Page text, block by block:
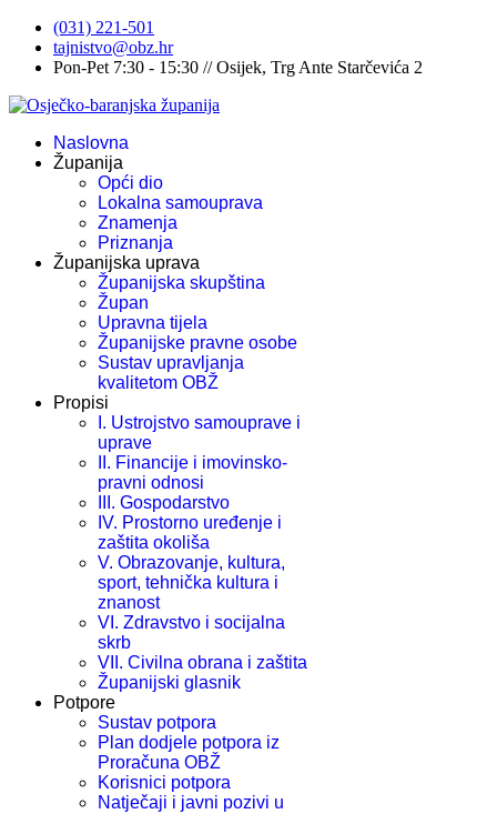
(031) 221-501
tajnistvo@obz.hr
Pon-Pet 7:30 - 15:30 // Osijek, Trg Ante Starčevića 2
Naslovna
Županija
Opći dio
Lokalna samouprava
Znamenja
Priznanja
Županijska uprava
Županijska skupština
Župan
Upravna tijela
Županijske pravne osobe
Sustav upravljanja
kvalitetom OBŽ
Propisi
I. Ustrojstvo samouprave i
uprave
II. Financije i imovinsko-
pravni odnosi
III. Gospodarstvo
IV. Prostorno uređenje i
zaštita okoliša
V. Obrazovanje, kultura,
sport, tehnička kultura i
znanost
VI. Zdravstvo i socijalna
skrb
VII. Civilna obrana i zaštita
Županijski glasnik
Potpore
Sustav potpora
Plan dodjele potpora iz
Proračuna OBŽ
Korisnici potpora
Natječaji i javni pozivi u